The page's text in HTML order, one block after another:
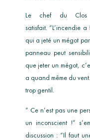
Le chef du Clos
satisfait. “L’incendie
qui a jeté un mégot
panneau peut
que jeter un mégot,
a quand même du
trop gentil.
” Ce n’est pas une
un inconscient !”
discussion : “Il faut